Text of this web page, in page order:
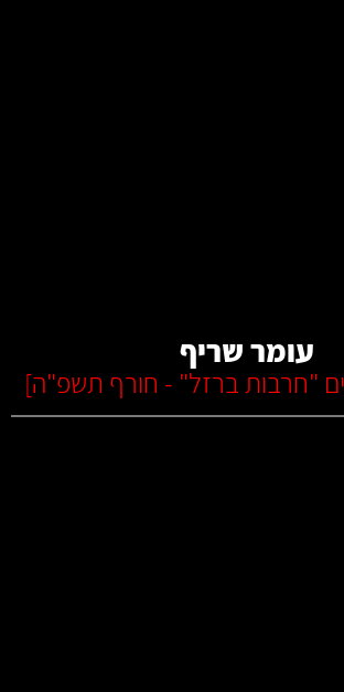
עומר שריף
"חרבות ברזל" - חורף תשפ"ה]